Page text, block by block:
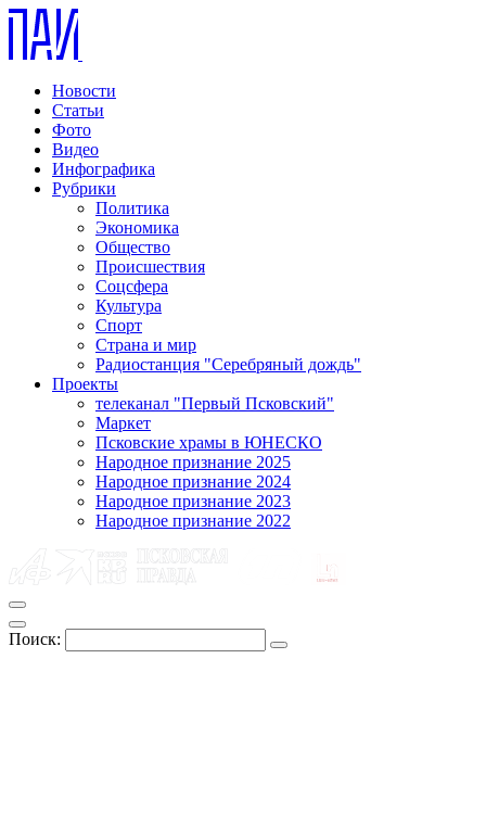
Новости
Статьи
Фото
Видео
Инфографика
Рубрики
Политика
Экономика
Общество
Происшествия
Соцсфера
Культура
Спорт
Страна и мир
Радиостанция "Серебряный дождь"
Проекты
телеканал "Первый Псковский"
Маркет
Псковские храмы в ЮНЕСКО
Народное признание 2025
Народное признание 2024
Народное признание 2023
Народное признание 2022
Поиск: